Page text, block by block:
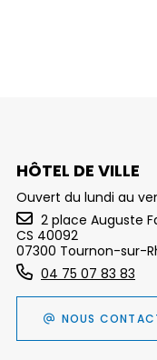
HÔTEL DE VILLE
Ouvert du lundi au
2 place Auguste
CS 40092
07300 Tournon-sur-
04 75 07 83 83
NOUS